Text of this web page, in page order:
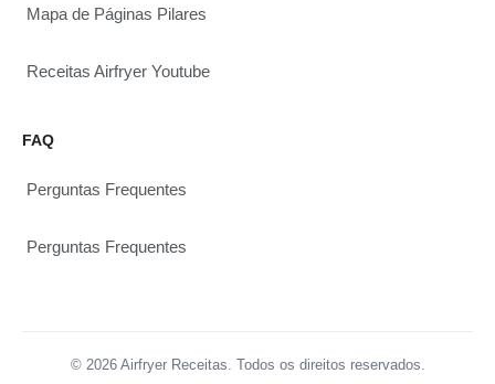
Mapa de Páginas Pilares
Receitas Airfryer Youtube
FAQ
Perguntas Frequentes
Perguntas Frequentes
© 2026 Airfryer Receitas. Todos os direitos reservados.